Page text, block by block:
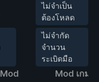
ไม่จำเป็น
ต้องโหลด
ไม่จำกัด
จำนวน
ระเบิดมือ
Mod
Mod เกม